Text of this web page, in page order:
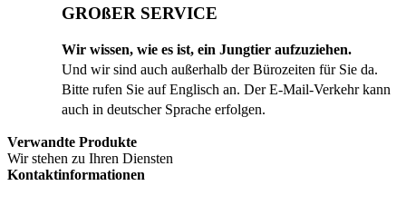
GROßER SERVICE
Wir wissen, wie es ist, ein Jungtier aufzuziehen.
Und wir sind auch außerhalb der Bürozeiten für Sie da.
Bitte rufen Sie auf Englisch an. Der E-Mail-Verkehr kann
auch in deutscher Sprache erfolgen.
Verwandte Produkte
Wir stehen zu Ihren Diensten
Kontaktinformationen